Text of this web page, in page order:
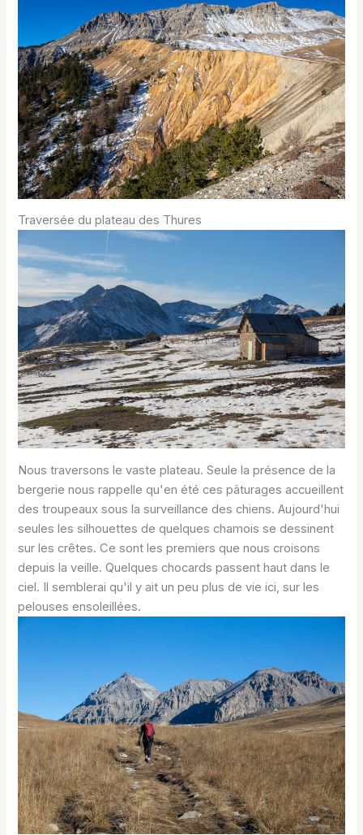
Traversée du plateau des Thures
Nous traversons le vaste plateau. Seule la présence de la
bergerie nous rappelle qu'en été ces pâturages accueillent
des troupeaux sous la surveillance des chiens. Aujourd'hui
seules les silhouettes de quelques chamois se dessinent
sur les crêtes. Ce sont les premiers que nous croisons
depuis la veille. Quelques chocards passent haut dans le
ciel. Il semblerai qu'il y ait un peu plus de vie ici, sur les
pelouses ensoleillées.